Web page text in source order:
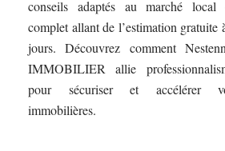
conseils adaptés au marché local
complet allant de l’estimation gratuite
jours. Découvrez comment
IMMOBILIER allie
pour sécuriser et accélérer
immobilières.